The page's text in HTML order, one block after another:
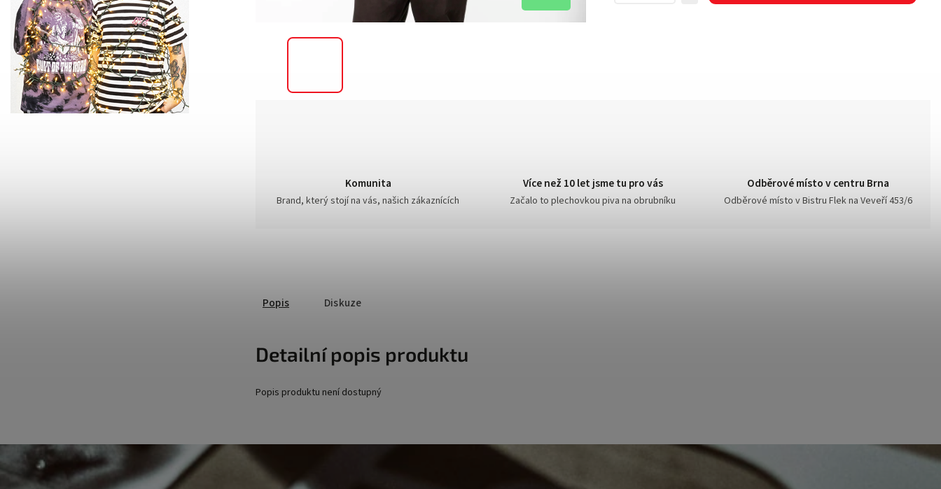
Komunita
Brand, který stojí na vás, našich zákaznících
Více než 10 let jsme tu pro vás
Začalo to plechovkou piva na obrubníku
Odběrové místo v centru Brna
Odběrové místo v Bistru Flek na Veveří 453/6
Popis Diskuze
Detailní popis produktu
Popis produktu není dostupný